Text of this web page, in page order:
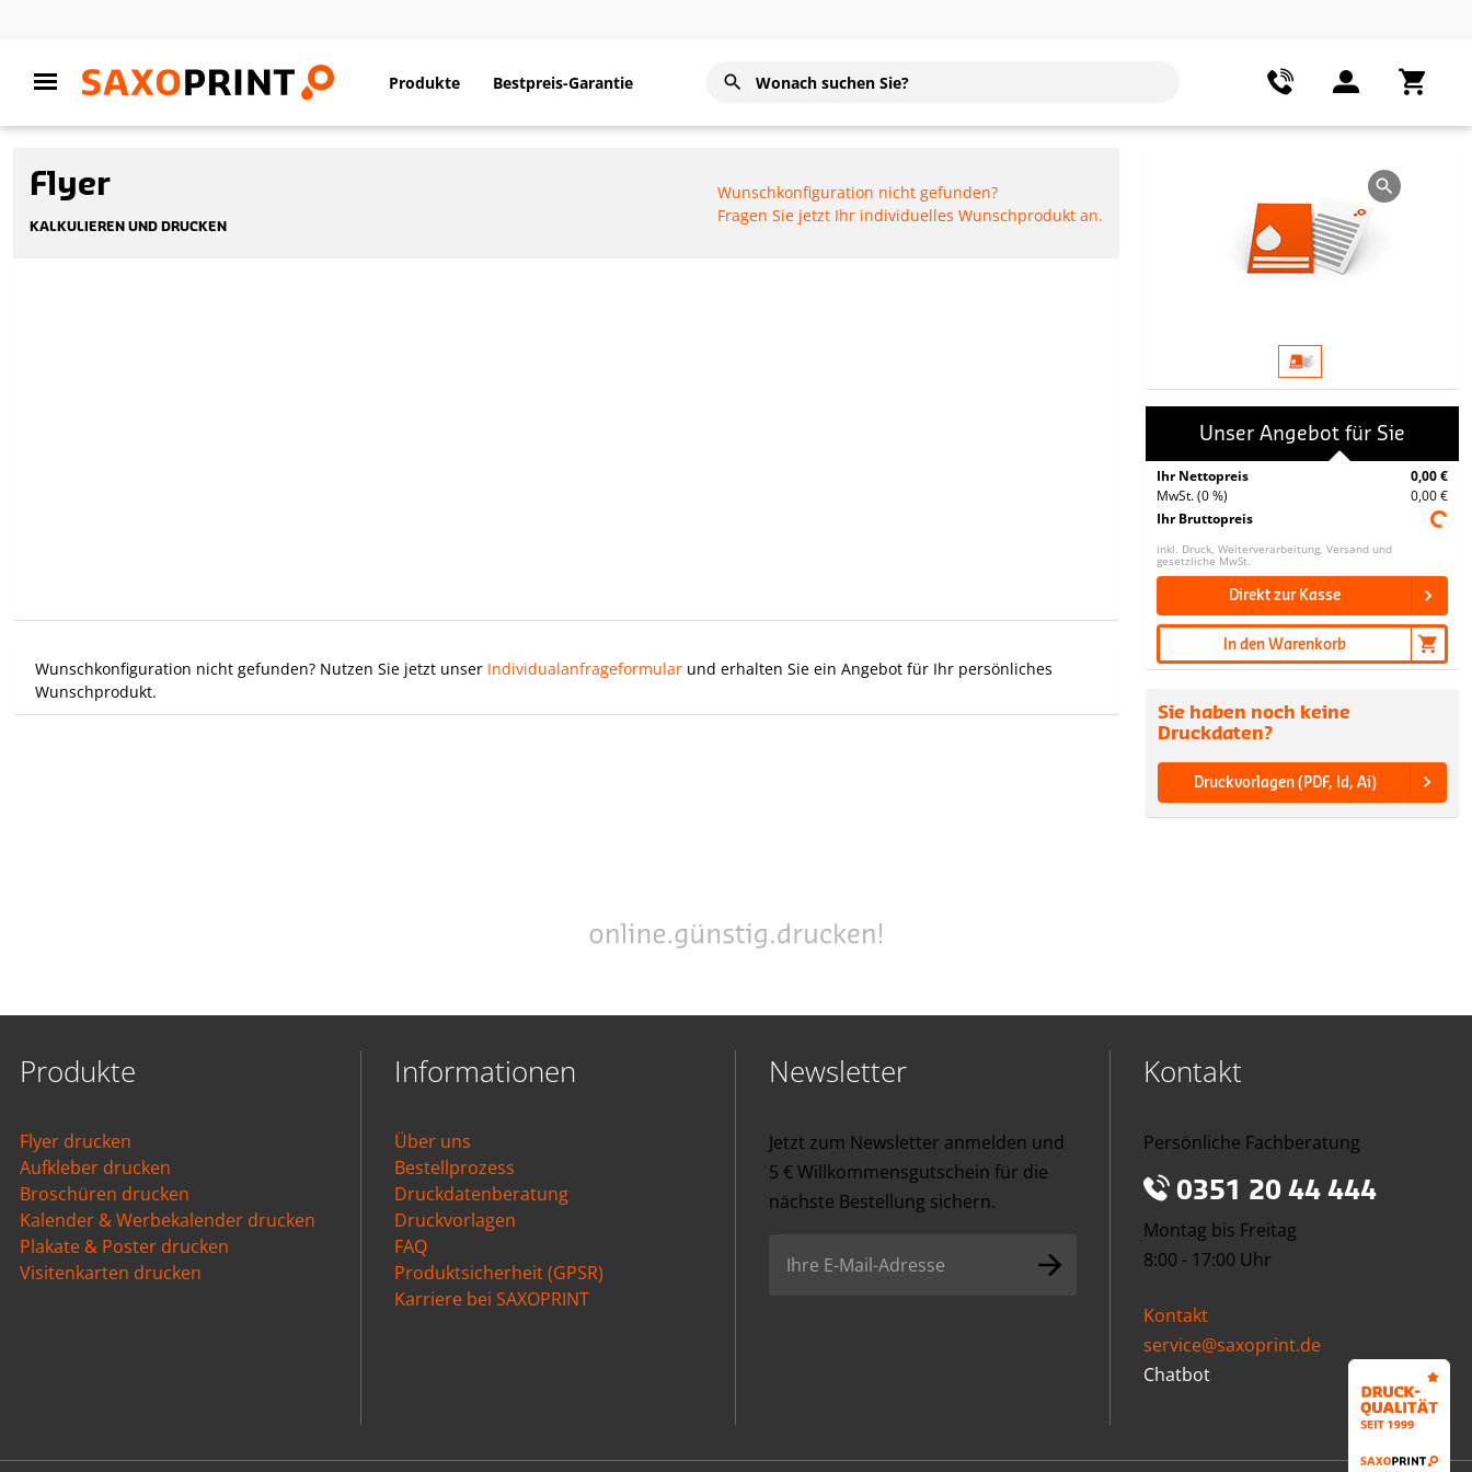
Produkte Bestpreis-Garantie
Flyer
KALKULIEREN UND DRUCKEN
Wunschkonfiguration nicht gefunden?
Fragen Sie jetzt Ihr individuelles Wunschprodukt an.
Wunschkonfiguration nicht gefunden? Nutzen Sie jetzt unser Individualanfrageformular und erhalten Sie ein Angebot für Ihr persönliches
Wunschprodukt.
Unser Angebot für Sie
Ihr Nettopreis
0,00 €
MwSt. (0 %)
0,00 €
Ihr Bruttopreis
inkl. Druck, Weiterverarbeitung, Versand und
gesetzliche MwSt.
Direkt zur Kasse
In den Warenkorb
Sie haben noch keine
Druckdaten?
Druckvorlagen (PDF, Id, Ai)
Produkte
Flyer drucken
Aufkleber drucken
Broschüren drucken
Kalender & Werbekalender drucken
Plakate & Poster drucken
Visitenkarten drucken
Informationen
Über uns
Bestellprozess
Druckdatenberatung
Druckvorlagen
FAQ
Produktsicherheit (GPSR)
Karriere bei SAXOPRINT
Newsletter
Jetzt zum Newsletter anmelden und
5 € Willkommensgutschein für die
nächste Bestellung sichern.
Kontakt
Persönliche Fachberatung
0351 20 44 444
Montag bis Freitag
8:00 - 17:00 Uhr
Kontakt
service@saxoprint.de
Chatbot